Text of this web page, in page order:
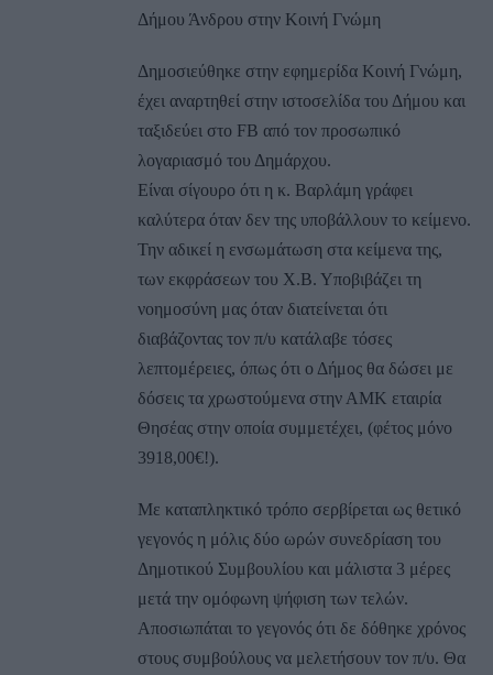
Δήμου Άνδρου στην Κοινή Γνώμη
Δημοσιεύθηκε στην εφημερίδα Κοινή Γνώμη,
έχει αναρτηθεί στην ιστοσελίδα του Δήμου και
ταξιδεύει στο FB από τον προσωπικό
λογαριασμό του Δημάρχου.
Είναι σίγουρο ότι η κ. Βαρλάμη γράφει
καλύτερα όταν δεν της υποβάλλουν το κείμενο.
Την αδικεί η ενσωμάτωση στα κείμενα της,
των εκφράσεων του Χ.Β. Υποβιβάζει τη
νοημοσύνη μας όταν διατείνεται ότι
διαβάζοντας τον π/υ κατάλαβε τόσες
λεπτομέρειες, όπως ότι ο Δήμος θα δώσει με
δόσεις τα χρωστούμενα στην ΑΜΚ εταιρία
Θησέας στην οποία συμμετέχει, (φέτος μόνο
3918,00€!).
Με καταπληκτικό τρόπο σερβίρεται ως θετικό
γεγονός η μόλις δύο ωρών συνεδρίαση του
Δημοτικού Συμβουλίου και μάλιστα 3 μέρες
μετά την ομόφωνη ψήφιση των τελών.
Αποσιωπάται το γεγονός ότι δε δόθηκε χρόνος
στους συμβούλους να μελετήσουν τον π/υ. Θα